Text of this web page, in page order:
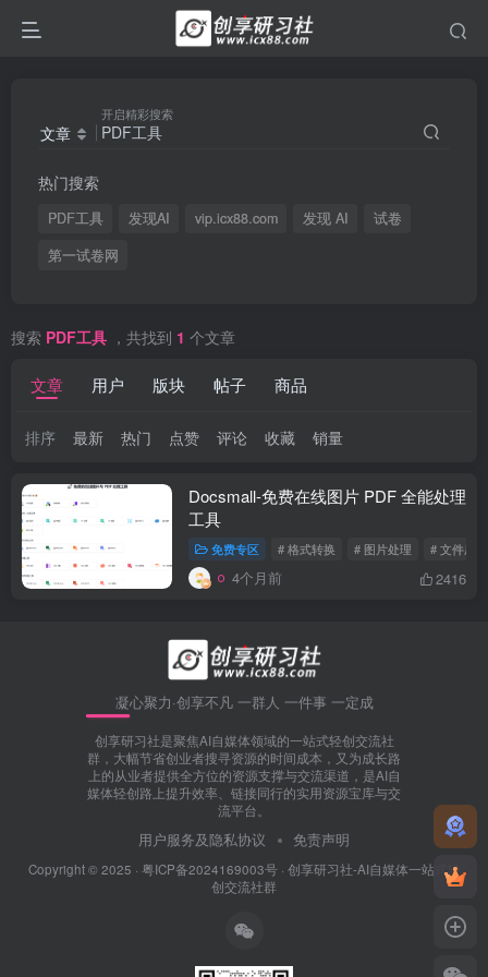
文章
开启精彩搜索
热门搜索
PDF工具 发现AI vip.icx88.com 发现 AI
试卷
第一试卷网
搜索 PDF工具 ，共找到 1 个文章
文章 用户 版块 帖子 商品
排序 最新 热门 点赞 评论 收藏 销量
Docsmall-免费在线图片 PDF 全能处理
工具
免费专区 # 格式转换 # 图片处理 # 文件压缩
4个月前 2416
凝心聚力·创享不凡 一群人 一件事 一定成
创享研习社是聚焦AI自媒体领域的一站式轻创交流社
群，大幅节省创业者搜寻资源的时间成本，又为成长路
上的从业者提供全方位的资源支撑与交流渠道，是AI自
媒体轻创路上提升效率、链接同行的实用资源宝库与交
流平台。
用户服务及隐私协议 免责声明
Copyright © 2025 · 粤ICP备2024169003号· 创享研习社-AI自媒体一站式轻
创交流社群